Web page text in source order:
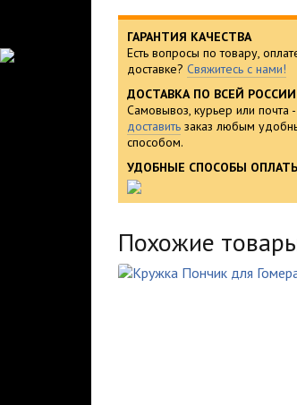
ГАРАНТИЯ КАЧЕСТВА
Есть вопросы по товару,
доставке? Свяжитесь с нами!
ДОСТАВКА ПО ВСЕЙ РОССИИ
Самовывоз, курьер или почта
доставить заказ любым
способом.
УДОБНЫЕ СПОСОБЫ
Похожие